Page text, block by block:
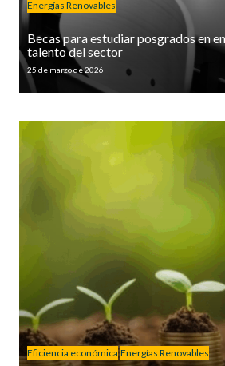
Energías Renovables
Becas para estudiar posgrados en
talento del sector
25 de marzo de 2026
Eficiencia económica Energías Renovables